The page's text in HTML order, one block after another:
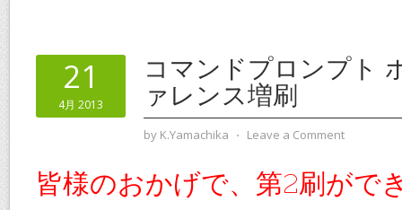
21
4月 2013
コマンドプロンプト
ァレンス増刷
by K.Yamachika ⋅ Leave a Comment
皆様のおかげで、第2刷がで